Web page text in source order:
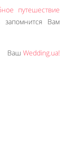
путешествие
запомнится Вам
Ваш Wedding.uа!